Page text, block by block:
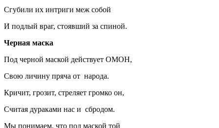
Сгубили их интриги меж собой
И подлый враг, стоявший за спиной.
Черная маска
Под черной маской действует ОМОН,
Свою личину пряча от народа.
Кричит, грозит, стреляет громко он,
Считая дураками нас и сбродом.
Мы понимаем, что под маской той